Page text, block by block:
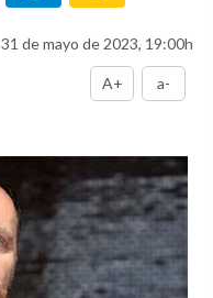
31 de mayo de 2023, 19:00h
A+ a-